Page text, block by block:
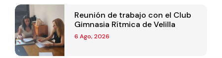
Reunión de trabajo con el Club
Gimnasia Rítmica de Velilla
6 Ago, 2026